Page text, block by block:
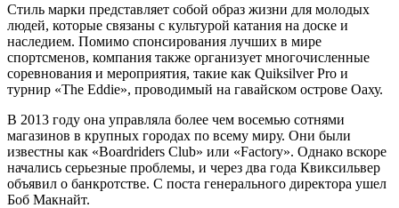
Стиль марки представляет собой образ жизни для молодых
людей, которые связаны с культурой катания на доске и
наследием. Помимо спонсирования лучших в мире
спортсменов, компания также организует многочисленные
соревнования и мероприятия, такие как Quiksilver Pro и
турнир «The Eddie», проводимый на гавайском острове Оаху.
В 2013 году она управляла более чем восемью сотнями
магазинов в крупных городах по всему миру. Они были
известны как «Boardriders Club» или «Factory». Однако вскоре
начались серьезные проблемы, и через два года Квиксильвер
объявил о банкротстве. С поста генерального директора ушел
Боб Макнайт.